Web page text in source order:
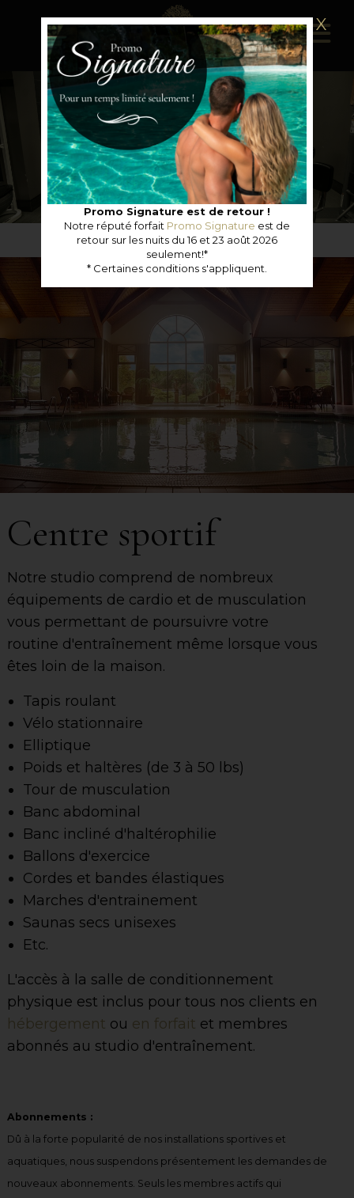
X
Promo Signature est de retour !
Notre réputé forfait Promo Signature est de
retour sur les nuits du 16 et 23 août 2026
seulement!*
* Certaines conditions s'appliquent.
Centre sportif
Notre studio comprend de nombreux
équipements de cardio et de musculation
vous permettant de poursuivre votre
routine d'entraînement même lorsque vous
êtes loin de la maison.
Tapis roulant
Vélo stationnaire
Elliptique
Poids et haltères (de 3 à 50 lbs)
Tour de musculation
Banc abdominal
Banc incliné d'haltérophilie
Ballons d'exercice
Cordes et bandes élastiques
Marches d'entrainement
Saunas secs unisexes
Etc.
L'accès à la salle de conditionnement
physique est inclus pour tous nos clients en
hébergement ou en forfait et membres
abonnés au studio d'entraînement.
Abonnements :
Dû à la forte popularité de nos installations sportives et
aquatiques, nous suspendons présentement les demandes de
nouveaux abonnements. Seuls les membres actifs qui